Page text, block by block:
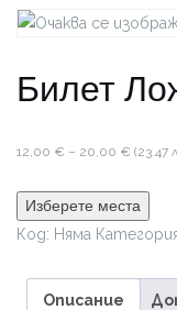
Билет
12,00 € – 20,00 € Price
12,00 €
through
(23.47
Изберете места
Код: Няма
Описание